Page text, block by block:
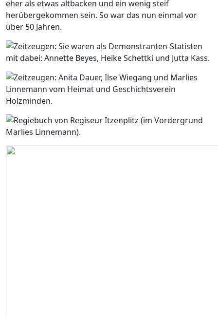
eher als etwas altbacken und ein wenig steif
herübergekommen sein. So war das nun einmal vor
über 50 Jahren.